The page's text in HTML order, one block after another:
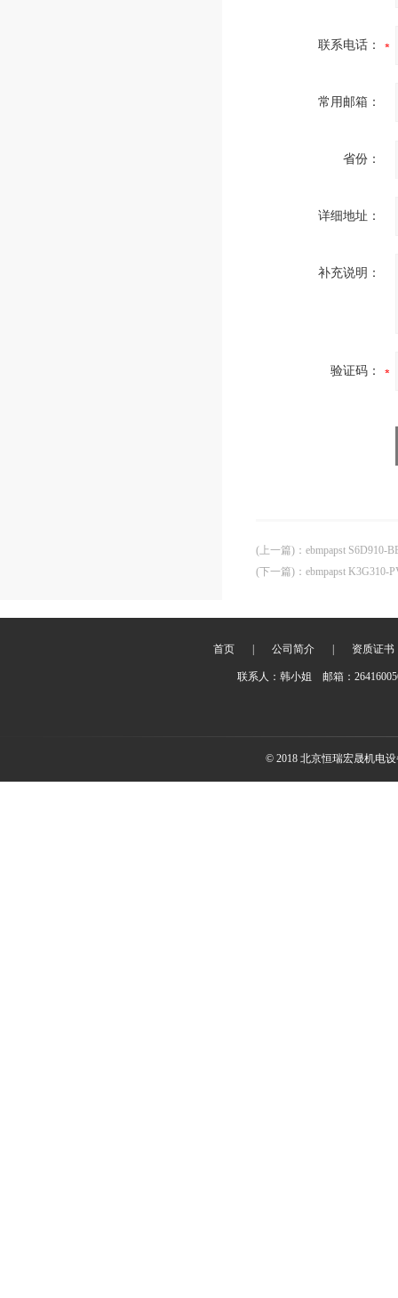
联系电话：
常用邮箱：
省份：
详细地址：
补充说明：
验证码：
(上一篇) ： ebmpapst S6D910-
(下一篇) ： ebmpapst K3G310-
首页 公司简介 资质证书
联系人：韩小姐 邮箱：
© 2018 北京恒瑞宏晟机电